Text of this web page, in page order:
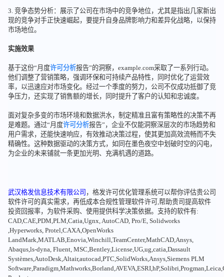
3. 竞争态势分析：展示了公司在市场中的竞争地位，尤其是指出几家新出
现的竞争对手正快速崛起，要提升自身品牌影响力和差异化战略，以保持
市场地位。
实施效果
基于这份“月度许可分析报告”的洞察，example.com采取了一系列行动。
他们调整了营销策略，强调环保和可持续产品特性，同时优化了运营效
率，以迅速应对市场变化。经过一个季度的努力，公司不仅成功抵御了竞
争压力，还实现了销售额的增长，同时提升了客户的认知和忠诚度。
面对复杂多变的市场环境和数据洪水，制定精准且富有策略性的决策不再
是难题。通过“月度许可分析报告”，企业不仅能洞察深层次的市场趋势和
用户需求，还能快速响应，有效推动决策过程，使其更加高效流畅而不失
精确性。这种数据驱动的决策方式，如同在墨色夜空中划破时空的闪电，
为企业的未来铺就一条更加光明、充满机遇的道路。
武汉格发信息技术有限公司 ，格发许可优化管理系统可以帮你评估贵公司
软件许可的真实需求，再低成本合规性管理软件许可,帮助贵司提高软件
投资回报率，为软件采购、使用提供科学决策依据。支持的软件有:
CAD,CAE,PDM,PLM,Catia,Ugnx, AutoCAD, Pro/E, Solidworks
,Hyperworks, Protel,CAXA,OpenWorks
LandMark,MATLAB,Enovia,Winchill,TeamCenter,MathCAD,Ansys,
Abaqus,ls-dyna, Fluent, MSC,Bentley,License,UG,ug,catia,Dassault
Systèmes,AutoDesk,Altair,autocad,PTC,SolidWorks,Ansys,Siemens PLM